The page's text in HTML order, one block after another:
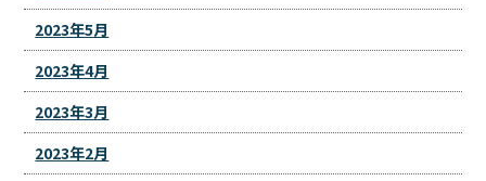
2023年5月
2023年4月
2023年3月
2023年2月